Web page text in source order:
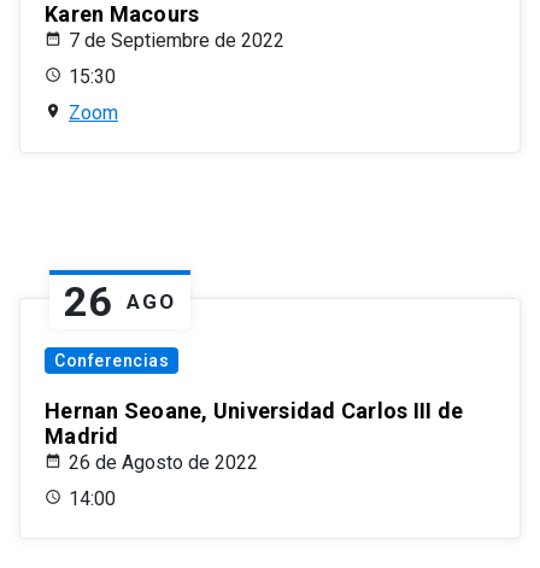
Karen Macours
7 de Septiembre de 2022
15:30
Zoom
26 AGO
Conferencias
Hernan Seoane, Universidad Carlos III de
Madrid
26 de Agosto de 2022
14:00